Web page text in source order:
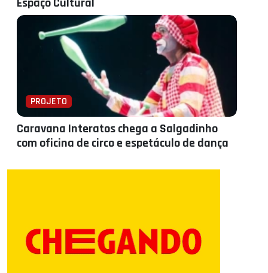
PROJETO
Caravana Interatos chega a Salgadinho
com oficina de circo e espetáculo de dança